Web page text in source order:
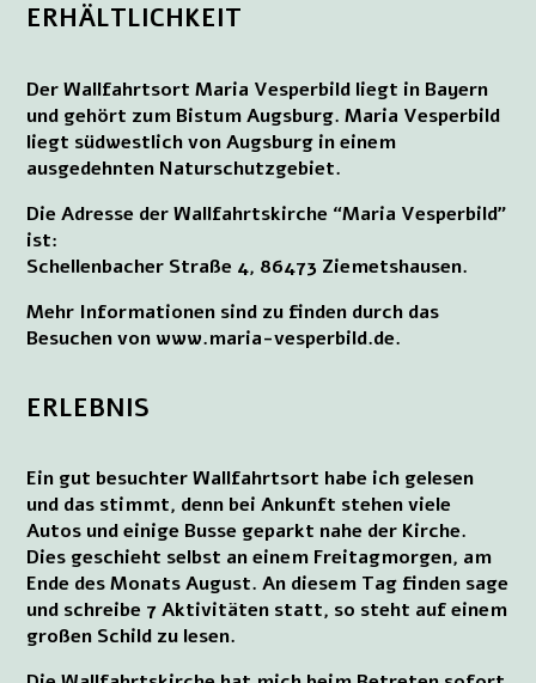
ERHÄLTLICHKEIT
Der Wallfahrtsort Maria Vesperbild liegt in Bayern
und gehört zum Bistum Augsburg. Maria Vesperbild
liegt südwestlich von Augsburg in einem
ausgedehnten Naturschutzgebiet.
Die Adresse der Wallfahrtskirche “Maria Vesperbild”
ist:
Schellenbacher Straße 4, 86473 Ziemetshausen.
Mehr Informationen sind zu finden durch das
Besuchen von www.maria-vesperbild.de.
ERLEBNIS
Ein gut besuchter Wallfahrtsort habe ich gelesen
und das stimmt, denn bei Ankunft stehen viele
Autos und einige Busse geparkt nahe der Kirche.
Dies geschieht selbst an einem Freitagmorgen, am
Ende des Monats August. An diesem Tag finden sage
und schreibe 7 Aktivitäten statt, so steht auf einem
großen Schild zu lesen.